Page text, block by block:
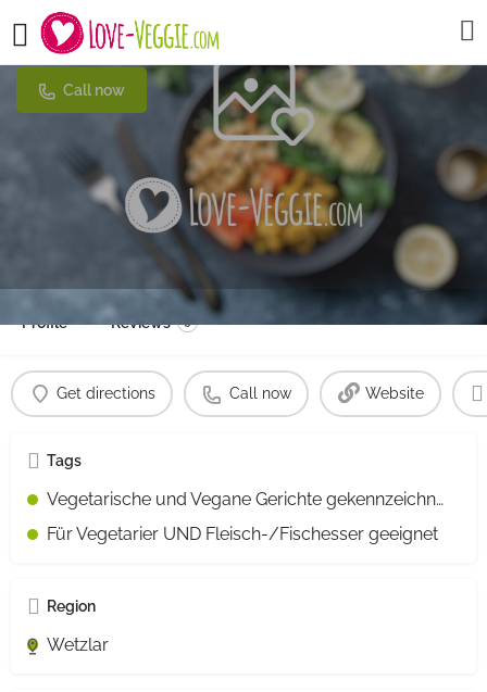
Tasch am Kornmarkt
Call now
Profile Reviews 0
Get directions Call now Website
Tags
Vegetarische und Vegane Gerichte gekennzeichnet
Für Vegetarier UND Fleisch-/Fischesser geeignet
Region
Wetzlar